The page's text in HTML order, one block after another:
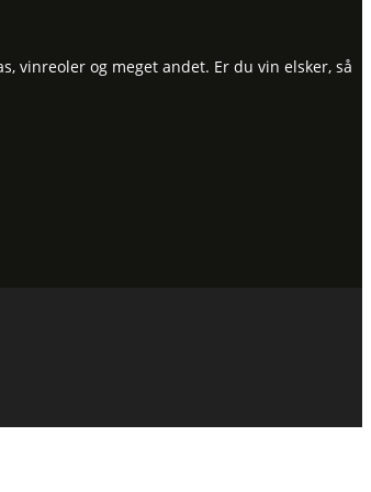
vinreoler og meget andet. Er du vin elsker, så